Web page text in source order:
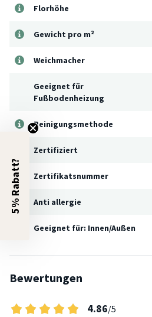
Florhöhe
Gewicht pro m²
Weichmacher
Geeignet für
Fußbodenheizung
Reinigungsmethode
Zertifiziert
Zertifikatsnummer
Anti allergie
Geeignet für: Innen/Außen
Bewertungen
4.86/5
5% Rabatt?